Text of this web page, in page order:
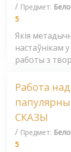
/ Предмет:
5
Якія
настаўнікам
работы з
Работа
СКАЗЫ
/ Предмет:
5